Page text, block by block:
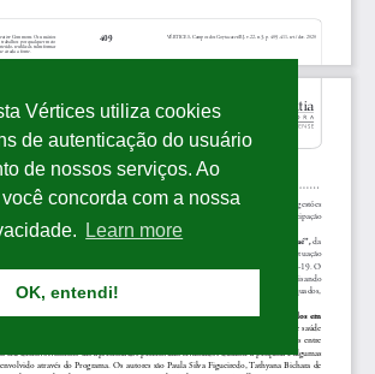
Vértices utiliza cookies
de autenticação do usuário
de nossos serviços. Ao
concorda com a nossa
Learn more
OK, entendi!